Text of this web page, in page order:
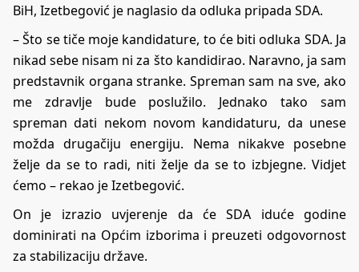
BiH, Izetbegović je naglasio da odluka pripada SDA.
– Što se tiče moje kandidature, to će biti odluka SDA. Ja
nikad sebe nisam ni za što kandidirao. Naravno, ja sam
predstavnik organa stranke. Spreman sam na sve, ako
me zdravlje bude poslužilo. Jednako tako sam
spreman dati nekom novom kandidaturu, da unese
možda drugačiju energiju. Nema nikakve posebne
želje da se to radi, niti želje da se to izbjegne. Vidjet
ćemo – rekao je Izetbegović.
On je izrazio uvjerenje da će SDA iduće godine
dominirati na Općim izborima i preuzeti odgovornost
za stabilizaciju države.